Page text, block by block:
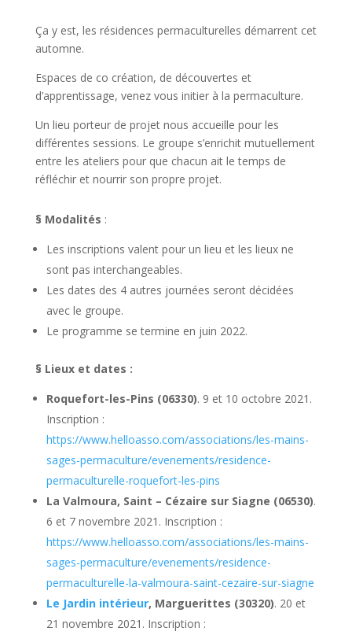
Ça y est, les résidences permaculturelles démarrent cet
automne.
Espaces de co création, de découvertes et
d’apprentissage, venez vous initier à la permaculture.
Un lieu porteur de projet nous accueille pour les
différentes sessions. Le groupe s’enrichit mutuellement
entre les ateliers pour que chacun ait le temps de
réfléchir et nourrir son propre projet.
§ Modalités :
Les inscriptions valent pour un lieu et les lieux ne
sont pas interchangeables.
Les dates des 4 autres journées seront décidées
avec le groupe.
Le programme se termine en juin 2022.
§ Lieux et dates :
Roquefort-les-Pins (06330). 9 et 10 octobre 2021.
Inscription :
https://www.helloasso.com/associations/les-mains-
sages-permaculture/evenements/residence-
permaculturelle-roquefort-les-pins
La Valmoura, Saint – Cézaire sur Siagne (06530).
6 et 7 novembre 2021. Inscription :
https://www.helloasso.com/associations/les-mains-
sages-permaculture/evenements/residence-
permaculturelle-la-valmoura-saint-cezaire-sur-siagne
Le Jardin intérieur, Marguerittes (30320). 20 et
21 novembre 2021. Inscription :